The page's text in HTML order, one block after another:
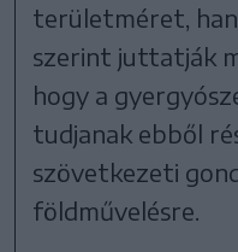
területméret,
szerint juttatják
hogy a
tudjanak ebből
szövetkezeti
földművelésre.